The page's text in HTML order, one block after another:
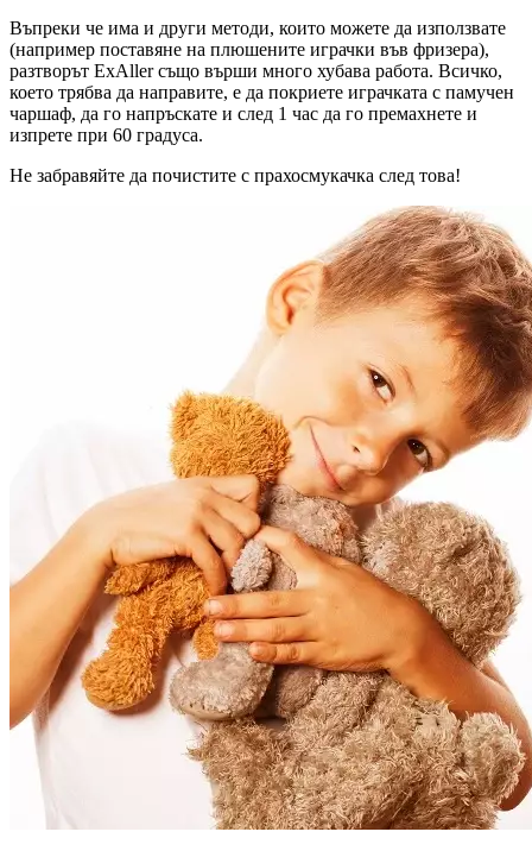
Въпреки че има и други методи, които можете да използвате
(например поставяне на плюшените играчки във фризера),
разтворът ExAller също върши много хубава работа. Всичко,
което трябва да направите, е да покриете играчката с памучен
чаршаф, да го напръскате и след 1 час да го премахнете и
изпрете при 60 градуса.
Не забравяйте да почистите с прахосмукачка след това!